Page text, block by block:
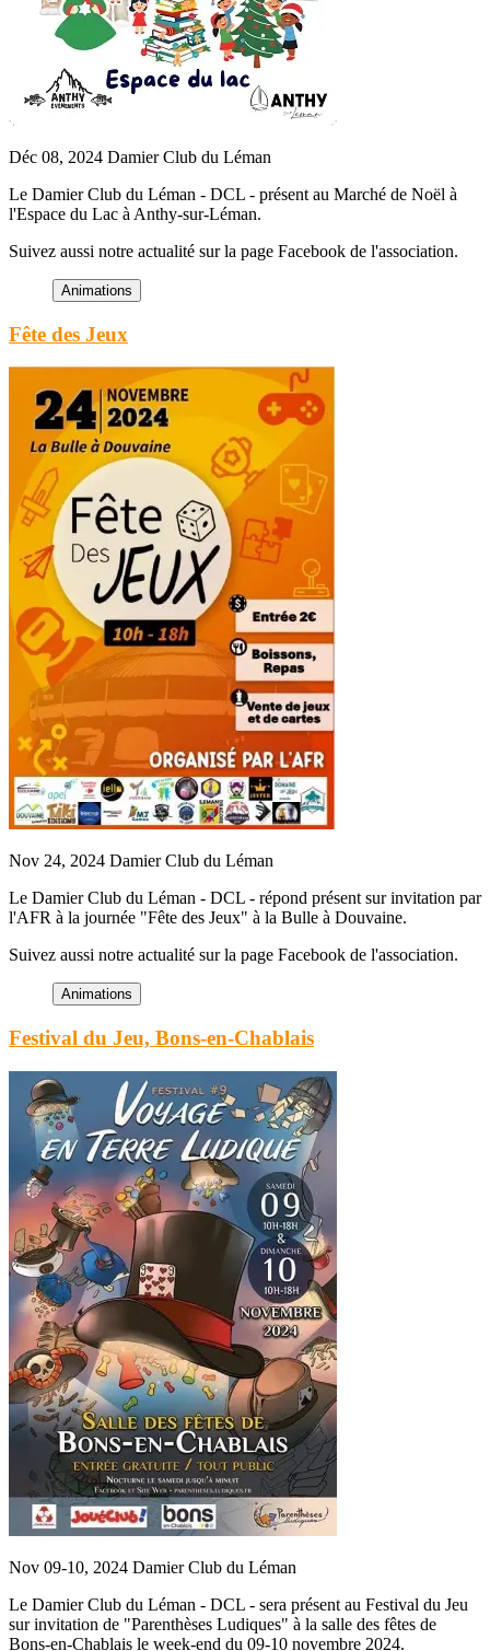
Déc 08, 2024 Damier Club du Léman
Le Damier Club du Léman - DCL - présent au Marché de Noël à
l'Espace du Lac à Anthy-sur-Léman.
Suivez aussi notre actualité sur la page Facebook de l'association.
Fête des Jeux
Nov 24, 2024 Damier Club du Léman
Le Damier Club du Léman - DCL - répond présent sur invitation par
l'AFR à la journée "Fête des Jeux" à la Bulle à Douvaine.
Suivez aussi notre actualité sur la page Facebook de l'association.
Festival du Jeu, Bons-en-Chablais
Nov 09-10, 2024 Damier Club du Léman
Le Damier Club du Léman - DCL - sera présent au Festival du Jeu
sur invitation de "Parenthèses Ludiques" à la salle des fêtes de
Bons-en-Chablais le week-end du 09-10 novembre 2024.